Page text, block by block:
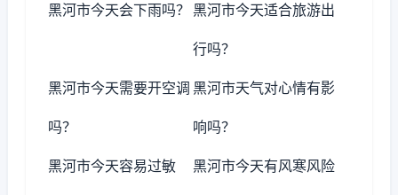
黑河市今天会下雨吗？ 黑河市今天适合旅游出
行吗？
黑河市今天需要开空调
吗？
黑河市天气对心情有影
响吗？
黑河市今天容易过敏 黑河市今天有风寒风险